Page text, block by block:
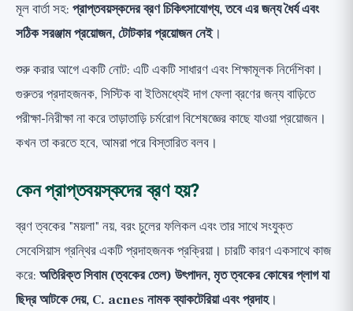
মূল বার্তা সহ: প্রাপ্তবয়স্কদের ব্রণ চিকিৎসাযোগ্য, তবে এর জন্য ধৈর্য এবং
সঠিক সরঞ্জাম প্রয়োজন, টোটকার প্রয়োজন নেই।
শুরু করার আগে একটি নোট: এটি একটি সাধারণ এবং শিক্ষামূলক নির্দেশিকা।
গুরুতর প্রদাহজনক, সিস্টিক বা ইতিমধ্যেই দাগ ফেলা ব্রণের জন্য বাড়িতে
পরীক্ষা-নিরীক্ষা না করে তাড়াতাড়ি চর্মরোগ বিশেষজ্ঞের কাছে যাওয়া প্রয়োজন।
কখন তা করতে হবে, আমরা পরে বিস্তারিত বলব।
কেন প্রাপ্তবয়স্কদের ব্রণ হয়?
ব্রণ ত্বকের "ময়লা" নয়, বরং চুলের ফলিকল এবং তার সাথে সংযুক্ত
সেবেসিয়াস গ্রন্থির একটি প্রদাহজনক প্রক্রিয়া। চারটি কারণ একসাথে কাজ
করে: অতিরিক্ত সিবাম (ত্বকের তেল) উৎপাদন, মৃত ত্বকের কোষের প্লাগ যা
ছিদ্র আটকে দেয়, C. acnes নামক ব্যাকটেরিয়া এবং প্রদাহ।